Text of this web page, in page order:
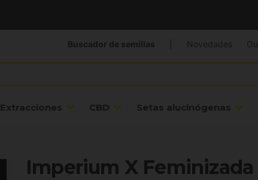
Extracciones CBD Setas alucinógenas
Buscador de semillas Novedades
Imperium X Feminizada